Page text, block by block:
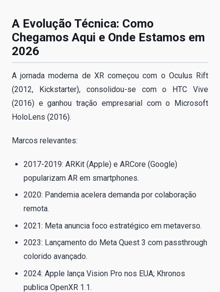
A Evolução Técnica: Como
Chegamos Aqui e Onde Estamos em
2026
A jornada moderna de XR começou com o Oculus Rift
(2012, Kickstarter), consolidou-se com o HTC Vive
(2016) e ganhou tração empresarial com o Microsoft
HoloLens (2016).
Marcos relevantes:
2017-2019: ARKit (Apple) e ARCore (Google)
popularizam AR em smartphones.
2020: Pandemia acelera demanda por colaboração
remota.
2021: Meta anuncia foco estratégico em metaverso.
2023: Lançamento do Meta Quest 3 com passthrough
colorido avançado.
2024: Apple lança Vision Pro nos EUA; Khronos
publica OpenXR 1.1.